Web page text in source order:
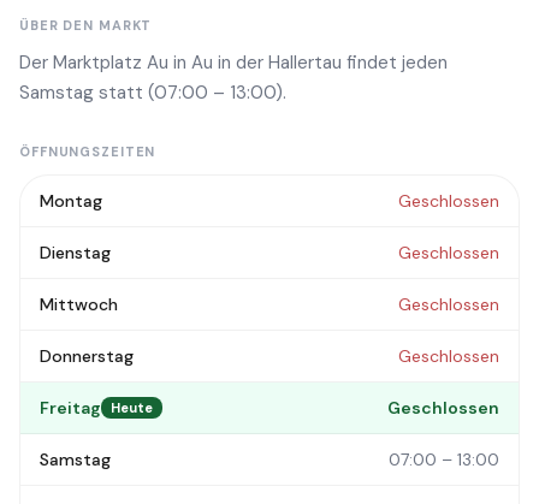
ÜBER DEN MARKT
Der Marktplatz Au in Au in der Hallertau findet jeden
Samstag statt (07:00 – 13:00).
ÖFFNUNGSZEITEN
Montag Geschlossen
Dienstag Geschlossen
Mittwoch Geschlossen
Donnerstag Geschlossen
Freitag Heute Geschlossen
Samstag 07:00 – 13:00